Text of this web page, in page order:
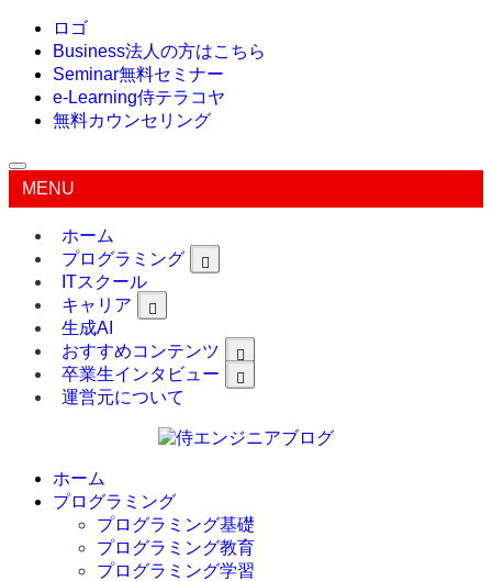
ロゴ
Business法人の方はこちら
Seminar無料セミナー
e-Learning侍テラコヤ
無料カウンセリング
MENU
ホーム
プログラミング
ITスクール
キャリア
生成AI
おすすめコンテンツ
卒業生インタビュー
運営元について
ホーム
プログラミング
プログラミング基礎
プログラミング教育
プログラミング学習